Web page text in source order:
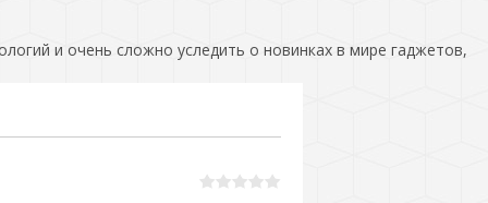
и очень сложно уследить о новинках в мире гаджетов,